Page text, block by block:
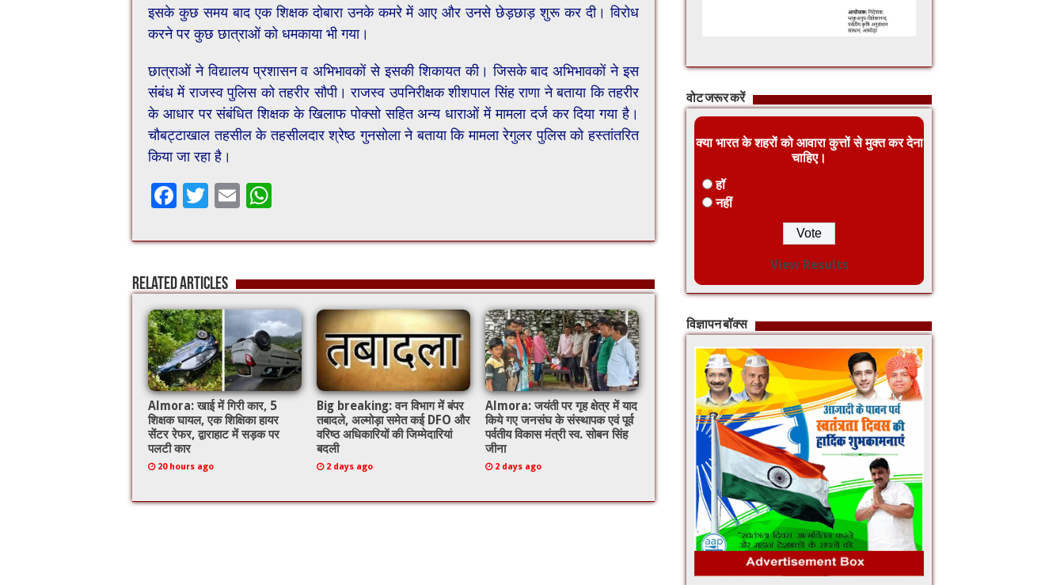
इसके कुछ समय बाद एक शिक्षक दोबारा उनके कमरे में आए और उनसे छेड़छाड़ शुरू कर दी। विरोध
करने पर कुछ छात्राओं को धमकाया भी गया।
छात्राओं ने विद्यालय प्रशासन व अभिभावकों से इसकी शिकायत की। जिसके बाद अभिभावकों ने इस
संंबंध में राजस्व पुलिस को तहरीर सौपी। राजस्व उपनिरीक्षक शीशपाल सिंह राणा ने बताया कि तहरीर
के आधार पर संबंधित शिक्षक के खिलाफ पोक्सो सहित अन्य धाराओं में मामला दर्ज कर दिया गया है।
चौबट्टाखाल तहसील के तहसीलदार श्रेष्ठ गुनसोला ने बताया कि मामला रेगुलर पुलिस को हस्तांतरित
किया जा रहा है।
F
e
b
o
o
k
T
tt
er
E
ai
l
at
sA
p
p
Related Articles
Almora: खाई में गिरी कार, 5
शिक्षक घायल, एक शिक्षिका हायर
सेंटर रेफर, द्वाराहाट में सड़क पर
पलटी कार
20 hours ago
Big breaking: वन विभाग में बंपर
तबादले, अल्मोड़ा समेत कई DFO और
वरिष्ठ अधिकारियों की जिम्मेदारियां
बदली
2 days ago
Almora: जयंती पर गृह क्षेत्र में याद
किये गए जनसंघ के संस्थापक एवं पूर्व
पर्वतीय विकास मंत्री स्व. सोबन सिंह
जीना
2 days ago
वोट जरूर करें
क्या भारत के शहरों को आवारा कुत्तों से मुक्त कर देना
चाहिए।
हॉ
नहीं
View Results
विज्ञापन बॉक्स